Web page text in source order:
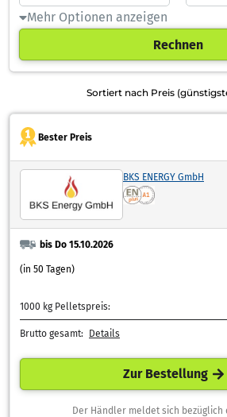
Mehr Optionen anzeigen
Rechnen
Sortiert nach Preis
Bester Preis
BKS ENERGY GmbH
bis Do 15.10.2026
(in 50 Tagen)
1000 kg Pelletspreis:
Brutto gesamt: Details
Zur Bestellung
Der Händler meldet sich bezüglich